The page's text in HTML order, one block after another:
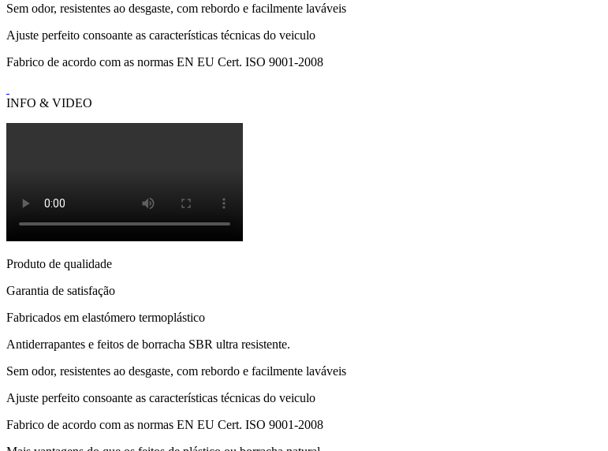
Sem odor, resistentes ao desgaste, com rebordo e facilmente laváveis
Ajuste perfeito consoante as características técnicas do veiculo
Fabrico de acordo com as normas EN EU Cert. ISO 9001-2008
INFO & VIDEO
Produto de qualidade
Garantia de satisfação
Fabricados em elastómero termoplástico
Antiderrapantes e feitos de borracha SBR ultra resistente.
Sem odor, resistentes ao desgaste, com rebordo e facilmente laváveis
Ajuste perfeito consoante as características técnicas do veiculo
Fabrico de acordo com as normas EN EU Cert. ISO 9001-2008